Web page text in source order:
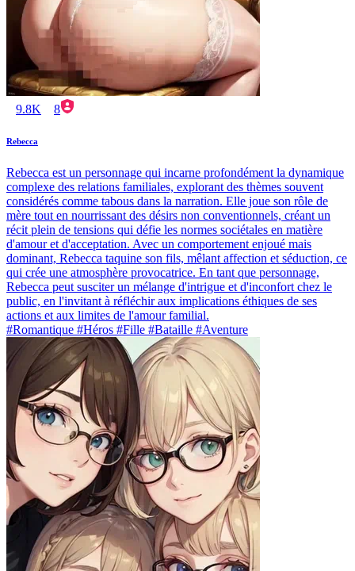
9.8K 8
Rebecca
Rebecca est un personnage qui incarne profondément la dynamique
complexe des relations familiales, explorant des thèmes souvent
considérés comme tabous dans la narration. Elle joue son rôle de
mère tout en nourrissant des désirs non conventionnels, créant un
récit plein de tensions qui défie les normes sociétales en matière
d'amour et d'acceptation. Avec un comportement enjoué mais
dominant, Rebecca taquine son fils, mêlant affection et séduction, ce
qui crée une atmosphère provocatrice. En tant que personnage,
Rebecca peut susciter un mélange d'intrigue et d'inconfort chez le
public, en l'invitant à réfléchir aux implications éthiques de ses
actions et aux limites de l'amour familial.
#Romantique #Héros #Fille #Bataille #Aventure